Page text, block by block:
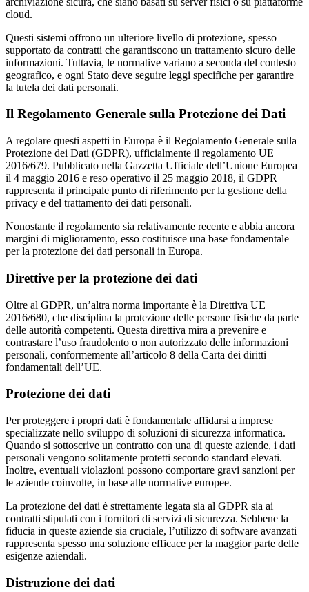
cloud.
Questi sistemi offrono un ulteriore livello di protezione, spesso
supportato da contratti che garantiscono un trattamento sicuro delle
informazioni. Tuttavia, le normative variano a seconda del contesto
geografico, e ogni Stato deve seguire leggi specifiche per garantire
la tutela dei dati personali.
Il Regolamento Generale sulla Protezione dei Dati
A regolare questi aspetti in Europa è il Regolamento Generale sulla
Protezione dei Dati (GDPR), ufficialmente il regolamento UE
2016/679. Pubblicato nella Gazzetta Ufficiale dell’Unione Europea
il 4 maggio 2016 e reso operativo il 25 maggio 2018, il GDPR
rappresenta il principale punto di riferimento per la gestione della
privacy e del trattamento dei dati personali.
Nonostante il regolamento sia relativamente recente e abbia ancora
margini di miglioramento, esso costituisce una base fondamentale
per la protezione dei dati personali in Europa.
Direttive per la protezione dei dati
Oltre al GDPR, un’altra norma importante è la Direttiva UE
2016/680, che disciplina la protezione delle persone fisiche da parte
delle autorità competenti. Questa direttiva mira a prevenire e
contrastare l’uso fraudolento o non autorizzato delle informazioni
personali, conformemente all’articolo 8 della Carta dei diritti
fondamentali dell’UE.
Protezione dei dati
Per proteggere i propri dati è fondamentale affidarsi a imprese
specializzate nello sviluppo di soluzioni di sicurezza informatica.
Quando si sottoscrive un contratto con una di queste aziende, i dati
personali vengono solitamente protetti secondo standard elevati.
Inoltre, eventuali violazioni possono comportare gravi sanzioni per
le aziende coinvolte, in base alle normative europee.
La protezione dei dati è strettamente legata sia al GDPR sia ai
contratti stipulati con i fornitori di servizi di sicurezza. Sebbene la
fiducia in queste aziende sia cruciale, l’utilizzo di software avanzati
rappresenta spesso una soluzione efficace per la maggior parte delle
esigenze aziendali.
Distruzione dei dati